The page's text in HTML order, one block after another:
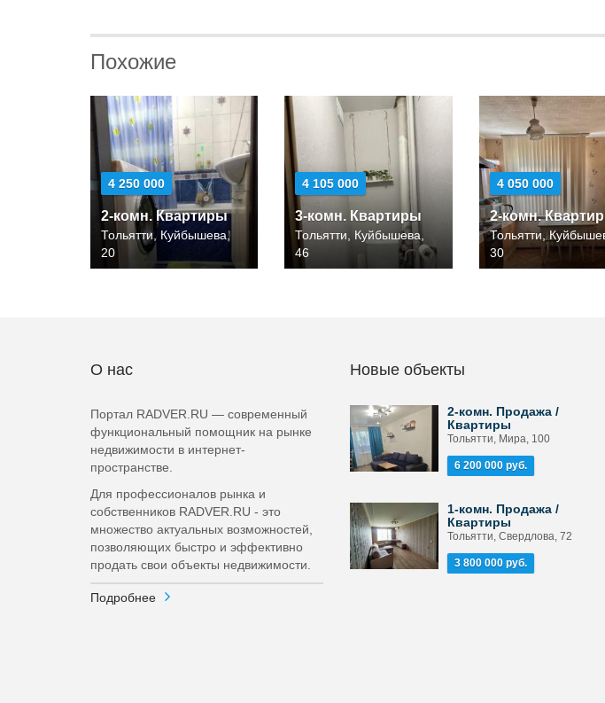
Похожие
4 250 000
2-комн. Квартиры
Тольятти, Куйбышева,
20
4 105 000
3-комн. Квартиры
Тольятти, Куйбышева,
46
4 050 000
2-комн.
Тольятти,
30
О нас
Портал RADVER.RU — современный
функциональный помощник на рынке
недвижимости в интернет-
пространстве.
Для профессионалов рынка и
собственников RADVER.RU - это
множество актуальных возможностей,
позволяющих быстро и эффективно
продать свои объекты недвижимости.
Подробнее
Новые объекты
2-комн. Продажа /
Квартиры
Тольятти, Мира, 100
6 200 000 руб.
1-комн. Продажа /
Квартиры
Тольятти, Свердлова, 72
3 800 000 руб.